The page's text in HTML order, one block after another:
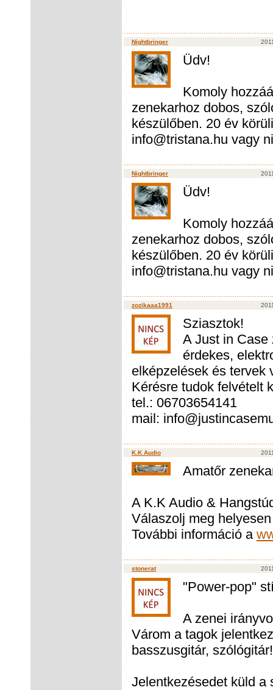
Nightbringer
Üdv!
Komoly
zenekarhoz dobos,
készülőben. 20 év
info@tristana.hu vagy
Nightbringer
Üdv!
Komoly
zenekarhoz dobos,
készülőben. 20 év
info@tristana.hu vagy
zozikaaa1991
Sziasztok!
A Just in Case
érdekes,
elképzelések és tervek
Kérésre tudok felvételt
tel.: 06703654141
mail:
K.K Audio
Amatőr
A K.K Audio &
Válaszolj meg
További információ a
stonerat
"Power-pop"
A zenei
Várom a tagok
basszusgitár, szólógitár!
Jelentkezésedet küld a